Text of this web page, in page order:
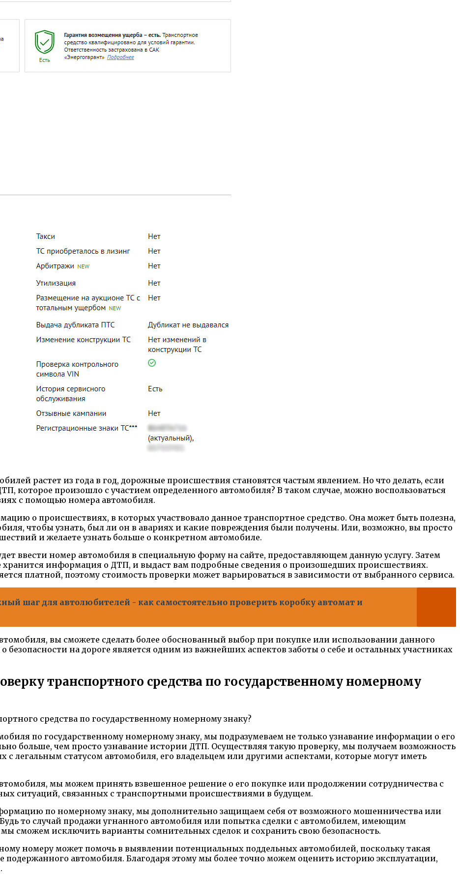
растет из года в год, дорожные происшествия становятся частым явлением. Но что делать, если
которое произошло с участием определенного автомобиля? В таком случае, можно воспользоваться
с помощью номера автомобиля.
о происшествиях, в которых участвовало данное транспортное средство. Она может быть полезна,
чтобы узнать, был ли он в авариях и какие повреждения были получены. Или, возможно, вы просто
и желаете узнать больше о конкретном автомобиле.
ввести номер автомобиля в специальную форму на сайте, предоставляющем данную услугу. Затем
хранится информация о ДТП, и выдаст вам подробные сведения о произошедших происшествиях.
платной, поэтому стоимость проверки может варьироваться в зависимости от выбранного сервиса.
шаг для автолюбителей - как самостоятельно проверить коробку автомат и
вы сможете сделать более обоснованный выбор при покупке или использовании данного
безопасности на дороге является одним из важнейших аспектов заботы о себе и остальных участниках
транспортного средства по государственному номерному
по государственному номерному знаку, мы подразумеваем не только узнавание информации о его
больше, чем просто узнавание истории ДТП. Осуществляя такую проверку, мы получаем возможность
с легальным статусом автомобиля, его владельцем или другими аспектами, которые могут иметь
мы можем принять взвешенное решение о его покупке или продолжении сотрудничества с
ситуаций, связанных с транспортными происшествиями в будущем.
по номерному знаку, мы дополнительно защищаем себя от возможного мошенничества или
то случай продажи угнанного автомобиля или попытка сделки с автомобилем, имеющим
сможем исключить варианты сомнительных сделок и сохранить свою безопасность.
номеру может помочь в выявлении потенциальных поддельных автомобилей, поскольку такая
автомобиля. Благодаря этому мы более точно можем оценить историю эксплуатации,